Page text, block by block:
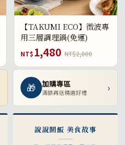
【TAKUMI ECO】微波專
用三層調理鍋(免運)
NT$ 1,480 NT$2,000
🎁 加購專區
滿額再送精選好禮 ›
說說開飯 美食故事